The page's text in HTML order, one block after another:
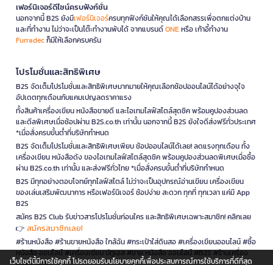
เฟอร์นิเจอร์ดีไซน์ครบฟังก์ชั่น
นอกจากนี้ B2S ยังมีเฟอร์นิเจอร์ครบทุกฟังก์ชันให้คุณได้เลือกสรรเพื่อตกแต่งบ้าน
และที่ทำงาน ไม่ว่าจะเป็นโต๊ะทำงานพับได้ จากแบรนด์ONEหรือ เก้าอี้ทำงาน
Furradecก็มีให้เลือกครบครัน
โปรโมชั่นและสิทธิพิเศษ
B2S จัดเต็มโปรโมชั่นและสิทธิพิเศษมากมายให้คุณเลือกช้อปออนไลน์ได้อย่างจุใจ
อัปเดตทุกเดือนกับแคมเปญลดราคาแรง
ทั้งสินค้าเครื่องเขียน หนังสือขายดี และไอเทมไลฟ์สไตล์สุดชิค พร้อมคูปองส่วนลด
และดีลพิเศษเมื่อช้อปผ่าน B2S.co.th เท่านั้น นอกจากนี้ B2S ยังใจดีส่งฟรีทั่วประเทศ
*เมื่อสั่งครบขั้นต่ำที่บริษัทกำหนด
B2S จัดเต็มโปรโมชั่นและสิทธิพิเศษเพียบ ช้อปออนไลน์ได้เลย! ลดแรงทุกเดือน ทั้ง
เครื่องเขียน หนังสือดัง ของไอเทมไลฟ์สไตล์สุดชิค พร้อมคูปองส่วนลดพิเศษเมื่อซื้อ
ผ่าน B2S.co.th เท่านั้น และส่งฟรีทั่วไทย *เมื่อสั่งครบขั้นต่ำที่บริษัทกำหนด
B2S มีทุกอย่างตอบโจทย์ทุกไลฟ์สไตล์ ไม่ว่าจะเป็นอุปกรณ์อ่านเขียน เครื่องเขียน
ของเล่นเสริมพัฒนาการ หรือเฟอร์นิเจอร์ ช้อปง่าย สะดวก ทุกที่ ทุกเวลา แค่มี App
B2S
สมัคร B2S Club รับข่าวสารโปรโมชั่นก่อนใคร และสิทธิพิเศษเฉพาะสมาชิก! คลิกเลย
👉 สมัครสมาชิกเลย!
#ร้านหนังสือ #ร้านขายหนังสือ ใกล้ฉัน #กระเป๋าใส่ดินสอ #เครื่องเขียนออนไลน์ #ซื้อ
หนังสือ ออนไลน์ #เครื่องเขียน บีทูเอส #ขาย หนังสือ ออนไลน์ #B2S #ร้านเครื่อง
เว็บไซต์นี้มีการใช้คุกกี้ โปรดยอมรับนโยบายคุกกี้เพื่อประสบการณ์การใช้บริการที่ดีที่สุด